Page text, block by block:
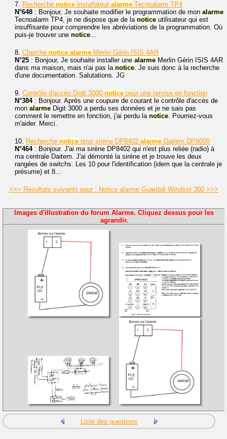
7. Recherche notice installateur alarme Tecnoalarm TP4
N°648 : Bonjour, Je souhaite modifier le programmation de mon alarme
Tecnoalarm TP4, je ne dispose que de la notice utilisateur qui est
insuffisante pour comprendre les abréviations de la programmation. Où
puis-je trouver une notice...
8. Cherche notice alarme Merlin Gérin ISIS 4AR
N°25 : Bonjour, Je souhaite installer une alarme Merlin Gérin ISIS 4AR
dans ma maison, mais n'ai pas la notice. Je suis donc à la recherche
d'une documentation. Salutations. JG
9. Contrôle d'accès Digit 3000 notice pour une remise en fonction
N°384: Bonjour. Après une coupure de courant le contrôle d'accès de
mon alarme Digit 3000 a perdu ses données et je ne sais pas
comment le remettre en fonction, j'ai perdu la notice. Pourriez-vous
m'aider. Merci.
10. Recherche notice pour sirène DP8402 alarme Daitem DP8000
N°464: Bonjour. J'ai ma sirène DP8402 qui n'est plus reliée (radio) à
ma centrale Daitem. J'ai démonté la sirène et je trouve les deux
rangées de switchs. Les 10 pour l'identification (idem que la centrale je
présume) et 8...
>>> Résultats suivants pour : Notice alarme Guardall Windsor 300 >>>
Images d'illustration du forum Alarme. Cliquez dessus pour les
agrandir.
Liste des questions